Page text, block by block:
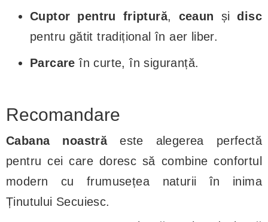
Cuptor pentru friptură, ceaun șidisc
pentru gătit tradițional în aer liber.
Parcare în curte, în siguranță.
Recomandare
Cabana noastrăeste alegerea perfectă
pentru cei care doresc să combine confortul
modern cu frumusețea naturii în inima
Ținutului Secuiesc.